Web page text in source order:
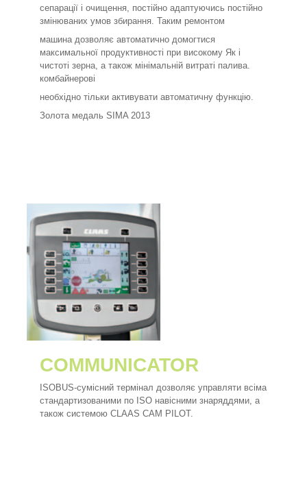
сепарації і очищення, постійно адаптуючись постійно
змінюваних умов збирання. Таким ремонтом
машина дозволяє автоматично домогтися
максимальної продуктивності при високому Як і
чистоті зерна, а також мінімальній витраті палива.
комбайнерові
необхідно тільки активувати автоматичну функцію.
Золота медаль SIMA 2013
COMMUNICATOR
ISOBUS-сумісний термінал дозволяє управляти всіма
стандартизованими по ISO навісними знаряддями, а
також системою CLAAS CAM PILOT.